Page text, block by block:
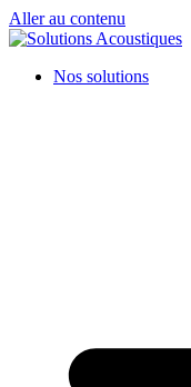
Aller au contenu
Nos solutions